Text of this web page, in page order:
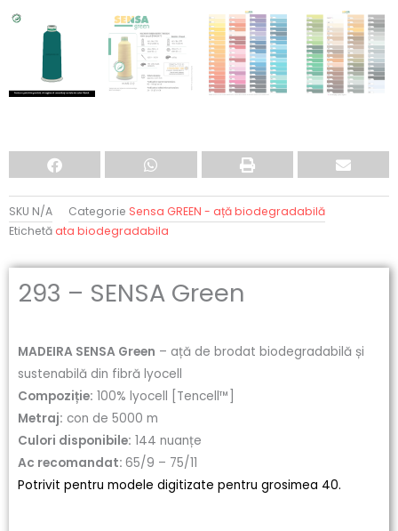
SKU N/A Categorie Sensa GREEN - ață biodegradabilă
Etichetă ata biodegradabila
293 – SENSA Green
MADEIRA SENSA Green – ață de brodat biodegradabilă și
sustenabilă din fibră lyocell
Compoziție: 100% lyocell [Tencell™]
Metraj: con de 5000 m
Culori disponibile: 144 nuanțe
Ac recomandat: 65/9 – 75/11
Potrivit pentru modele digitizate pentru grosimea 40.